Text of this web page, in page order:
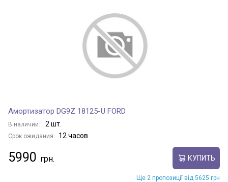
Амортизатор DG9Z 18125-U FORD
В наличии: 2 шт.
Срок ожидания: 12 часов
5990 КУПИТЬ
Ще 2 пропозиції від 5625 грн